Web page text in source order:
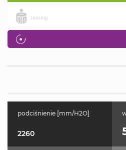
podciśnienie [mm/H2O]
2260